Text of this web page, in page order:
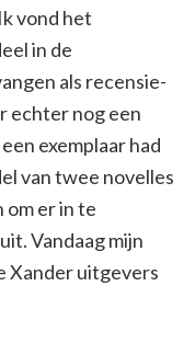
vond het
in de
als recensie-
echter nog een
exemplaar had
van twee novelles
er in te
Vandaag mijn
Xander uitgevers